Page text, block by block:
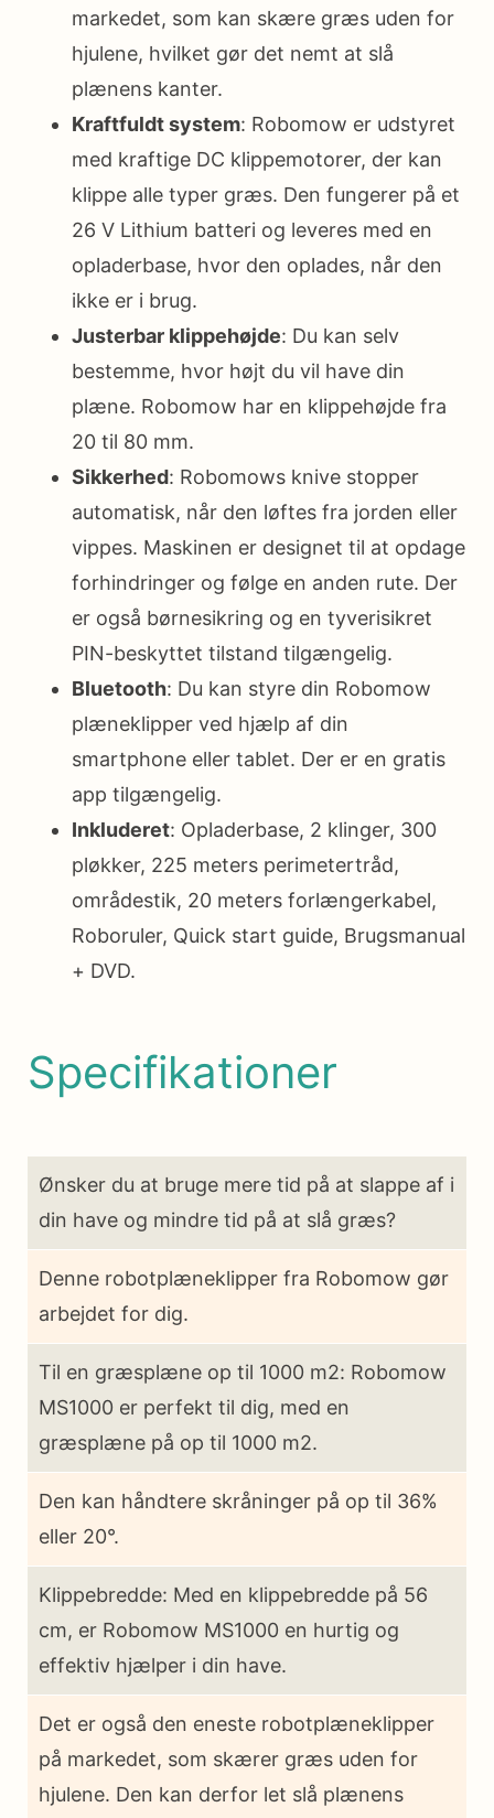
markedet, som kan skære græs uden for
hjulene, hvilket gør det nemt at slå
plænens kanter.
Kraftfuldt system: Robomow er udstyret
med kraftige DC klippemotorer, der kan
klippe alle typer græs. Den fungerer på et
26 V Lithium batteri og leveres med en
opladerbase, hvor den oplades, når den
ikke er i brug.
Justerbar klippehøjde: Du kan selv
bestemme, hvor højt du vil have din
plæne. Robomow har en klippehøjde fra
20 til 80 mm.
Sikkerhed: Robomows knive stopper
automatisk, når den løftes fra jorden eller
vippes. Maskinen er designet til at opdage
forhindringer og følge en anden rute. Der
er også børnesikring og en tyverisikret
PIN-beskyttet tilstand tilgængelig.
Bluetooth: Du kan styre din Robomow
plæneklipper ved hjælp af din
smartphone eller tablet. Der er en gratis
app tilgængelig.
Inkluderet: Opladerbase, 2 klinger, 300
pløkker, 225 meters perimetertråd,
områdestik, 20 meters forlængerkabel,
Roboruler, Quick start guide, Brugsmanual
+ DVD.
Specifikationer
Ønsker du at bruge mere tid på at slappe af i
din have og mindre tid på at slå græs?
Denne robotplæneklipper fra Robomow gør
arbejdet for dig.
Til en græsplæne op til 1000 m2: Robomow
MS1000 er perfekt til dig, med en
græsplæne på op til 1000 m2.
Den kan håndtere skråninger på op til 36%
eller 20°.
Klippebredde: Med en klippebredde på 56
cm, er Robomow MS1000 en hurtig og
effektiv hjælper i din have.
Det er også den eneste robotplæneklipper
på markedet, som skærer græs uden for
hjulene. Den kan derfor let slå plænens